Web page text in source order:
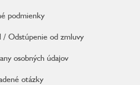
podmienky
/ Odstúpenie od zmluvy
osobných údajov
otázky